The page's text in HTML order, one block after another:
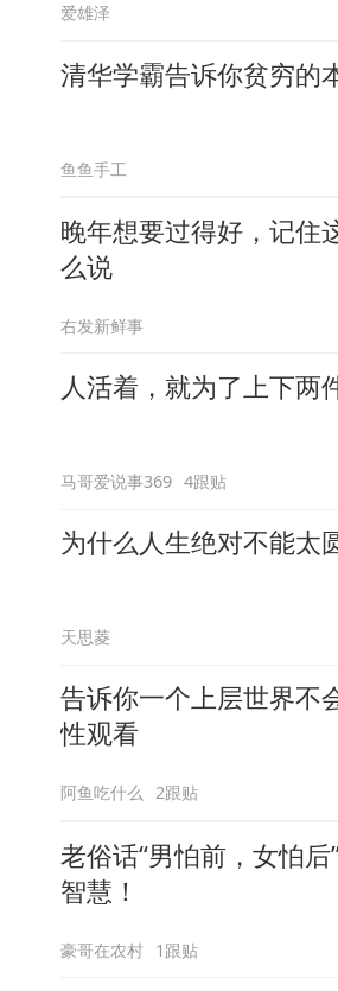
爱雄泽
清华学霸告诉你贫穷的
鱼鱼手工
晚年想要过得好，记住
么说
右发新鲜事
人活着，就为了上下两
马哥爱说事369 4跟贴
为什么人生绝对不能太
天思菱
告诉你一个上层世界不
性观看
阿鱼吃什么 2跟贴
老俗话“男怕前，女怕
智慧！
豪哥在农村 1跟贴